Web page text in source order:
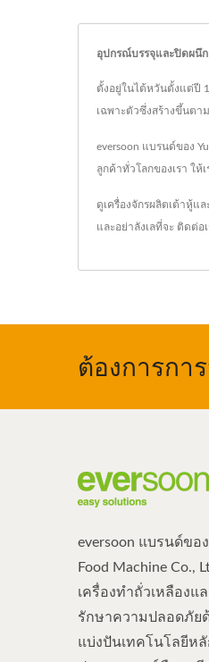
อุปกรณ์บรรจุและปิดผนึ
ตั้งอยู่ในไต้หวันตั้งแต่ปี
เฉพาะตัวซึ่งสร้างขึ้นตา
eversoon แบรนด์ของ
ลูกค้าทั่วโลกของเรา ใ
ดูเครื่องจักรผลิตเต้าหู้แ
และอย่าลังเลที่จะ ติดต่อเ
ต้องการกา
eversoon แบรนด์ของ
Food Machine Co.,
เครื่องทำถั่วเหลืองแ
รักษาความปลอดภัย
แบ่งปันเทคโนโลยีห